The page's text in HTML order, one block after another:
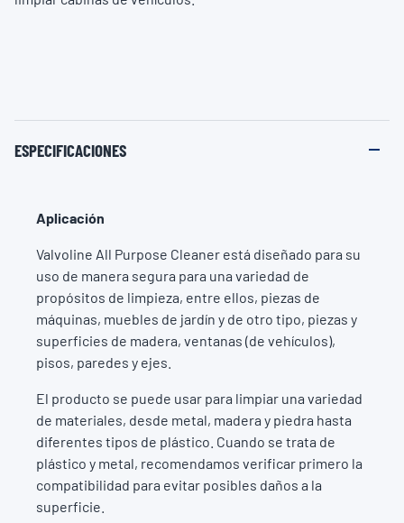
ESPECIFICACIONES
Aplicación
Valvoline All Purpose Cleaner está diseñado para su
uso de manera segura para una variedad de
propósitos de limpieza, entre ellos, piezas de
máquinas, muebles de jardín y de otro tipo, piezas y
superficies de madera, ventanas (de vehículos),
pisos, paredes y ejes.
El producto se puede usar para limpiar una variedad
de materiales, desde metal, madera y piedra hasta
diferentes tipos de plástico. Cuando se trata de
plástico y metal, recomendamos verificar primero la
compatibilidad para evitar posibles daños a la
superficie.